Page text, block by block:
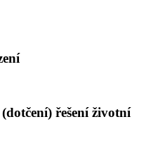
řešení životní